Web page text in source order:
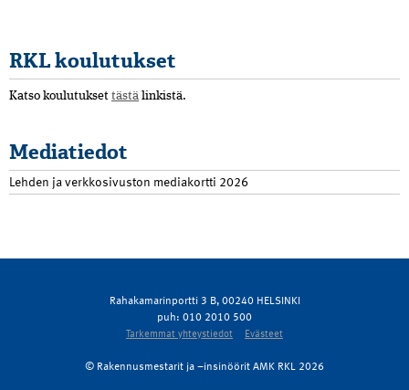
RKL koulutukset
Katso koulutukset tästä linkistä.
Mediatiedot
Lehden ja verkkosivuston mediakortti 2026
Rahakamarinportti 3 B, 00240 HELSINKI
puh: 010 2010 500
Tarkemmat yhteystiedot Evästeet
© Rakennusmestarit ja –insinöörit AMK RKL 2026